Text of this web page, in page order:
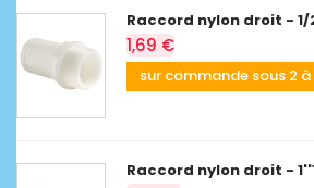
Raccord nylon droit - 1/
1,69 €
sur commande sous 2
Raccord nylon droit -